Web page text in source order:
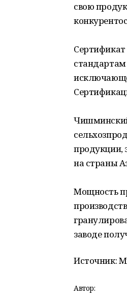
свою
Сертификат
стандартам
продукции,
на страны
Мощность
заводе
Источник:
Автор: